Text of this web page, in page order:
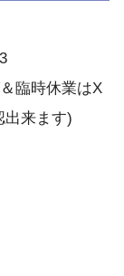
臨時休業はX
出来ます)